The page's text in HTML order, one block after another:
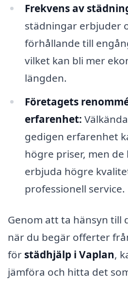
Frekvens av
städningar erbjuder
förhållande till
vilket kan bli mer
längden.
Företagets
erfarenhet:
gedigen erfarenhet
högre priser, men de
erbjuda högre
professionell service.
Genom att ta hänsyn till
när du begär offerter
för städhjälp i Vaplan,
jämföra och hitta det